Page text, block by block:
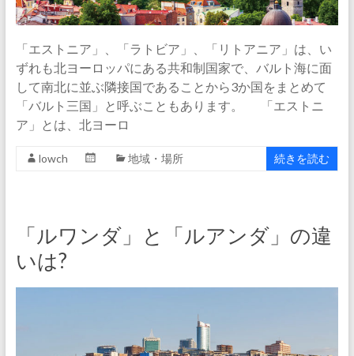
「エストニア」、「ラトビア」、「リトアニア」は、い
ずれも北ヨーロッパにある共和制国家で、バルト海に面
して南北に並ぶ隣接国であることから3か国をまとめて
「バルト三国」と呼ぶこともあります。 「エストニ
ア」とは、北ヨーロ
lowch 地域・場所 続きを読む
「ルワンダ」と「ルアンダ」の違
いは?